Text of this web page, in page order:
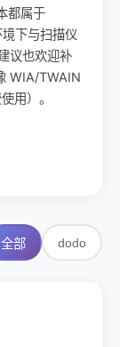
都属于
下与扫描仪
议也欢迎补
WIA/TWAIN
用）。
全部 dodo